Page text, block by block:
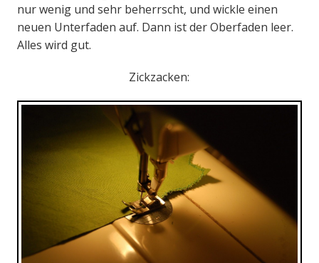
nur wenig und sehr beherrscht, und wickle einen
neuen Unterfaden auf. Dann ist der Oberfaden leer.
Alles wird gut.
Zickzacken: